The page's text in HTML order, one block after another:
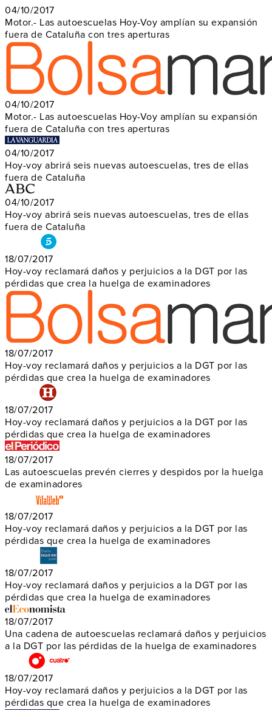
04/10/2017
Motor.- Las autoescuelas Hoy-Voy amplían su expansión
fuera de Cataluña con tres aperturas
04/10/2017
Motor.- Las autoescuelas Hoy-Voy amplían su expansión
fuera de Cataluña con tres aperturas
04/10/2017
Hoy-voy abrirá seis nuevas autoescuelas, tres de ellas
fuera de Cataluña
04/10/2017
Hoy-voy abrirá seis nuevas autoescuelas, tres de ellas
fuera de Cataluña
18/07/2017
Hoy-voy reclamará daños y perjuicios a la DGT por las
pérdidas que crea la huelga de examinadores
18/07/2017
Hoy-voy reclamará daños y perjuicios a la DGT por las
pérdidas que crea la huelga de examinadores
18/07/2017
Hoy-voy reclamará daños y perjuicios a la DGT por las
pérdidas que crea la huelga de examinadores
18/07/2017
Las autoescuelas prevén cierres y despidos por la huelga
de examinadores
18/07/2017
Hoy-voy reclamará daños y perjuicios a la DGT por las
pérdidas que crea la huelga de examinadores
18/07/2017
Hoy-voy reclamará daños y perjuicios a la DGT por las
pérdidas que crea la huelga de examinadores
18/07/2017
Una cadena de autoescuelas reclamará daños y perjuicios
a la DGT por las pérdidas de la huelga de examinadores
18/07/2017
Hoy-voy reclamará daños y perjuicios a la DGT por las
pérdidas que crea la huelga de examinadores